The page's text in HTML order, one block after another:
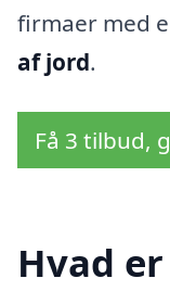
firmaer med
af jord.
Få 3 tilbud,
Hvad